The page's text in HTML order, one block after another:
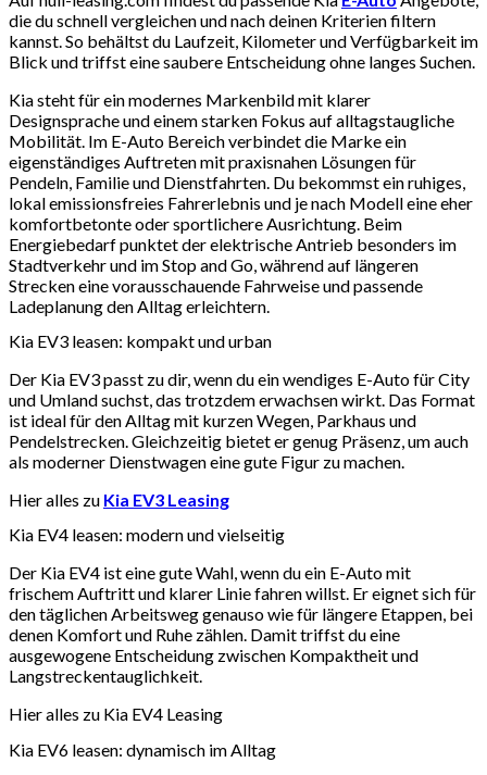
die du schnell vergleichen und nach deinen Kriterien filtern
kannst. So behältst du Laufzeit, Kilometer und Verfügbarkeit im
Blick und triffst eine saubere Entscheidung ohne langes Suchen.
Kia steht für ein modernes Markenbild mit klarer
Designsprache und einem starken Fokus auf alltagstaugliche
Mobilität. Im E-Auto Bereich verbindet die Marke ein
eigenständiges Auftreten mit praxisnahen Lösungen für
Pendeln, Familie und Dienstfahrten. Du bekommst ein ruhiges,
lokal emissionsfreies Fahrerlebnis und je nach Modell eine eher
komfortbetonte oder sportlichere Ausrichtung. Beim
Energiebedarf punktet der elektrische Antrieb besonders im
Stadtverkehr und im Stop and Go, während auf längeren
Strecken eine vorausschauende Fahrweise und passende
Ladeplanung den Alltag erleichtern.
Kia EV3 leasen: kompakt und urban
Der Kia EV3 passt zu dir, wenn du ein wendiges E-Auto für City
und Umland suchst, das trotzdem erwachsen wirkt. Das Format
ist ideal für den Alltag mit kurzen Wegen, Parkhaus und
Pendelstrecken. Gleichzeitig bietet er genug Präsenz, um auch
als moderner Dienstwagen eine gute Figur zu machen.
Hier alles zu Kia EV3 Leasing
Kia EV4 leasen: modern und vielseitig
Der Kia EV4 ist eine gute Wahl, wenn du ein E-Auto mit
frischem Auftritt und klarer Linie fahren willst. Er eignet sich für
den täglichen Arbeitsweg genauso wie für längere Etappen, bei
denen Komfort und Ruhe zählen. Damit triffst du eine
ausgewogene Entscheidung zwischen Kompaktheit und
Langstreckentauglichkeit.
Hier alles zu Kia EV4 Leasing
Kia EV6 leasen: dynamisch im Alltag